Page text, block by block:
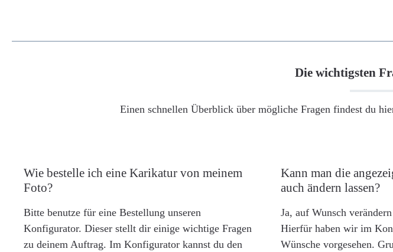
Die wichtigsten
Einen schnellen Überblick über mögliche Fragen findest du
Wie bestelle ich eine Karikatur von meinem
Foto?
Bitte benutze für eine Bestellung unseren
Konfigurator. Dieser stellt dir einige wichtige Fragen
zu deinem Auftrag. Im Konfigurator kannst du den
Kann man die
auch ändern lassen?
Ja, auf Wunsch
Hierfür haben wir im
Wünsche vorgesehen.